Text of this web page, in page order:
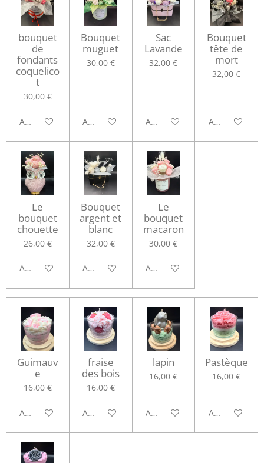
bouquet
de
fondants
coquelico
t
30,00 €
Ajouter au panier
Bouquet
muguet
30,00 €
Ajouter au panier
Sac
Lavande
32,00 €
Ajouter au panier
Bouquet
tête de
mort
32,00 €
Ajouter au
Le
bouquet
chouette
26,00 €
Ajouter au panier
Bouquet
argent et
blanc
32,00 €
Ajouter au panier
Le
bouquet
macaron
30,00 €
Ajouter au panier
Guimauv
e
16,00 €
Ajouter au panier
fraise
des bois
16,00 €
Ajouter au panier
lapin
16,00 €
Ajouter au panier
Pastèque
16,00 €
Ajouter au